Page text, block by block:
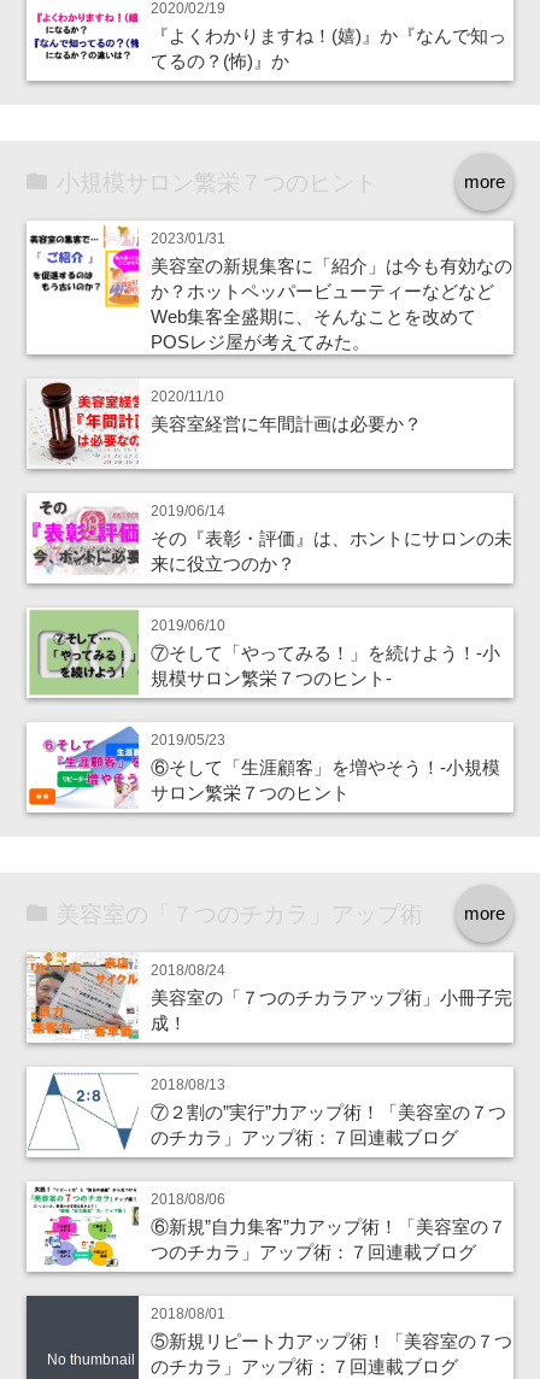
2020/02/19
『よくわかりますね！(嬉)』か『なんで知っ
てるの？(怖)』か
more
小規模サロン繁栄７つのヒント
2023/01/31
美容室の新規集客に「紹介」は今も有効なの
か？ホットペッパービューティーなどなど
Web集客全盛期に、そんなことを改めて
POSレジ屋が考えてみた。
2020/11/10
美容室経営に年間計画は必要か？
2019/06/14
その『表彰・評価』は、ホントにサロンの未
来に役立つのか？
2019/06/10
⑦そして「やってみる！」を続けよう！‐小
規模サロン繁栄７つのヒント‐
2019/05/23
⑥そして「生涯顧客」を増やそう！‐小規模
サロン繁栄７つのヒント
more
美容室の「７つのチカラ」アップ術
2018/08/24
美容室の「７つのチカラアップ術」小冊子完
成！
2018/08/13
⑦２割の”実行”力アップ術！「美容室の７つ
のチカラ」アップ術：７回連載ブログ
2018/08/06
⑥新規”自力集客”力アップ術！「美容室の７
つのチカラ」アップ術：７回連載ブログ
No thumbnail
2018/08/01
⑤新規リピート力アップ術！「美容室の７つ
のチカラ」アップ術：７回連載ブログ